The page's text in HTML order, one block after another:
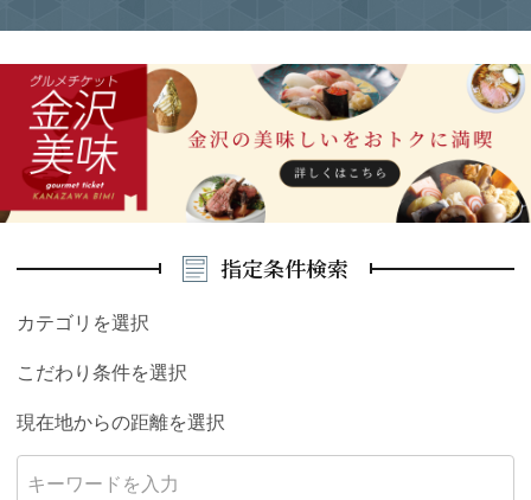
指定条件検索
カテゴリを選択
こだわり条件を選択
現在地からの距離を選択